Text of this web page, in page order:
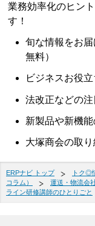
業務効率化のヒン
す！
旬な情報をお
無料）
ビジネスお役
法改正などの
新製品や新機
大塚商会の取
ERPナビ トップ トク◎
コラム）
運送・物流会
ライン研修講師のひとりごと